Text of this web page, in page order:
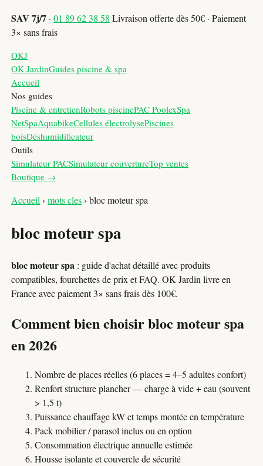
SAV 7j/7 ·01 89 62 38 58 Livraison offerte dès 50€ · Paiement
3× sans frais
OKJ
OK JardinGuides piscine & spa
Accueil
Nos guides
Piscine & entretienRobots piscinePAC PoolexSpa
NetSpaAquabikeCellules électrolysePiscines
boisDéshumidificateur
Outils
Simulateur PACSimulateur couvertureTop ventes
Boutique →
Accueil ›mots cles›bloc moteur spa
bloc moteur spa
bloc moteur spa : guide d'achat détaillé avec produits
compatibles, fourchettes de prix et FAQ. OK Jardin livre en
France avec paiement 3× sans frais dès 100€.
Comment bien choisir bloc moteur spa
en 2026
Nombre de places réelles (6 places = 4–5 adultes confort)
Renfort structure plancher — charge à vide + eau (souvent
> 1,5 t)
Puissance chauffage kW et temps montée en température
Pack mobilier / parasol inclus ou en option
Consommation électrique annuelle estimée
Housse isolante et couvercle de sécurité